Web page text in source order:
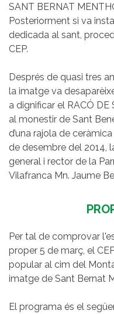
SANT BERNAT
Posteriorment si va
dedicada al sant,
CEP.
Després de quasi tres
la imatge va
a dignificar el RACÓ DE
al monestir de Sant
d’una rajola de
de desembre del 2014,
general i rector de la
Vilafranca Mn. Jaume
Per tal de comprovar
proper 5 de març, el
popular al cim del
imatge de Sant Bernat
El programa és el